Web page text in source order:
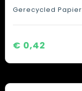
Gerecycled Papier
€ 0,42